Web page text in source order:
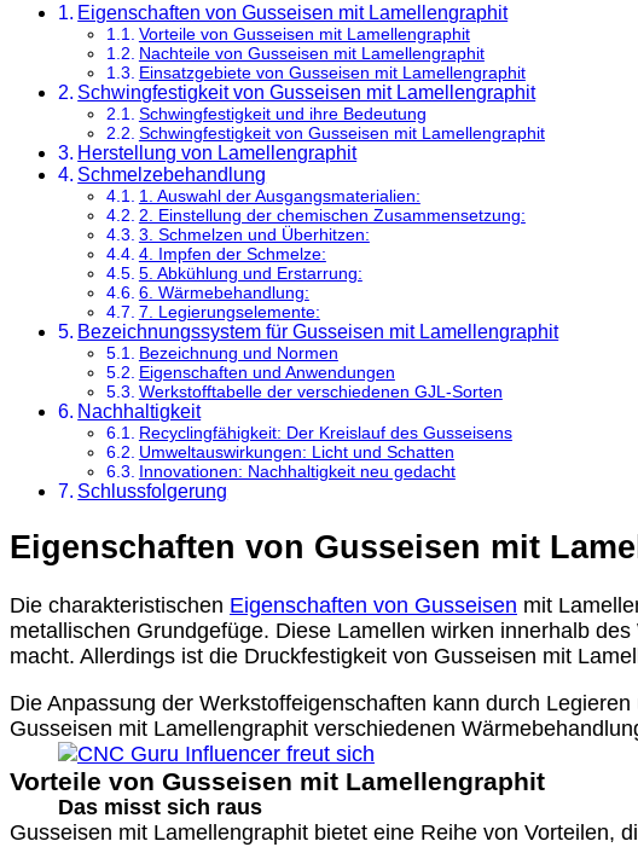
Das misst sich raus
Eigenschaften von Gusseisen mit Lamellengraphit
Vorteile von Gusseisen mit Lamellengraphit
Nachteile von Gusseisen mit Lamellengraphit
Einsatzgebiete von Gusseisen mit Lamellengraphit
Schwingfestigkeit von Gusseisen mit Lamellengraphit
Schwingfestigkeit und ihre Bedeutung
Schwingfestigkeit von Gusseisen mit Lamellengraphit
Herstellung von Lamellengraphit
Schmelzebehandlung
1. Auswahl der Ausgangsmaterialien:
2. Einstellung der chemischen Zusammensetzung:
3. Schmelzen und Überhitzen:
4. Impfen der Schmelze:
5. Abkühlung und Erstarrung:
6. Wärmebehandlung:
7. Legierungselemente:
Bezeichnungssystem für Gusseisen mit Lamellengraphit
Bezeichnung und Normen
Eigenschaften und Anwendungen
Werkstofftabelle der verschiedenen GJL-Sorten
Nachhaltigkeit
Recyclingfähigkeit: Der Kreislauf des Gusseisens
Umweltauswirkungen: Licht und Schatten
Innovationen: Nachhaltigkeit neu gedacht
Schlussfolgerung
Eigenschaften von Gusseisen mit
Die charakteristischen Eigenschaften von Gusseisen mit
metallischen Grundgefüge. Diese Lamellen wirken innerhalb
macht. Allerdings ist die Druckfestigkeit von Gusseisen mit
Die Anpassung der Werkstoffeigenschaften kann durch
Gusseisen mit Lamellengraphit verschiedenen
Vorteile von Gusseisen mit Lamellengraphit
Gusseisen mit Lamellengraphit bietet eine Reihe von Vorteilen,